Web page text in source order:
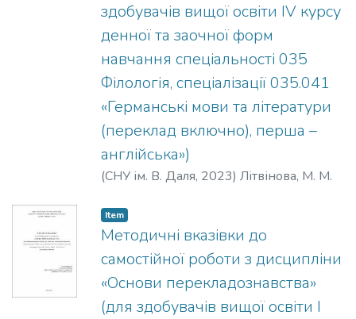
здобувачів вищої освіти ІV курсу
денної та заочної форм
навчання спеціальності 035
Філологія, спеціалізації 035.041
«Германські мови та літератури
(переклад включно), перша –
англійська»)
(СНУ ім. В. Даля, 2023) Літвінова, М. М.
Item
Методичні вказівки до
самостійної роботи з дисципліни
«Основи перекладознавства»
(для здобувачів вищої освіти І